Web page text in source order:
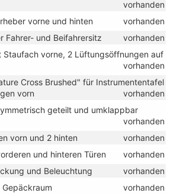
vorhanden
vorne und hinten
vorhanden
Fahrer- und Beifahrersitz
vorhanden
Staufach vorne, 2 Lüftungsöffnungen auf
vorhanden
Cross Brushed" für Instrumententafel
vorn
vorhanden
geteilt und umklappbar
vorhanden
vorn und 2 hinten
vorhanden
und hinteren Türen
vorhanden
und Beleuchtung
vorhanden
vorhanden